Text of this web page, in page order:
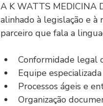
A K WATTS MEDICINA
alinhado à legislação e
parceiro que fala a
Conformidade legal
Equipe
Processos ágeis e
Organização